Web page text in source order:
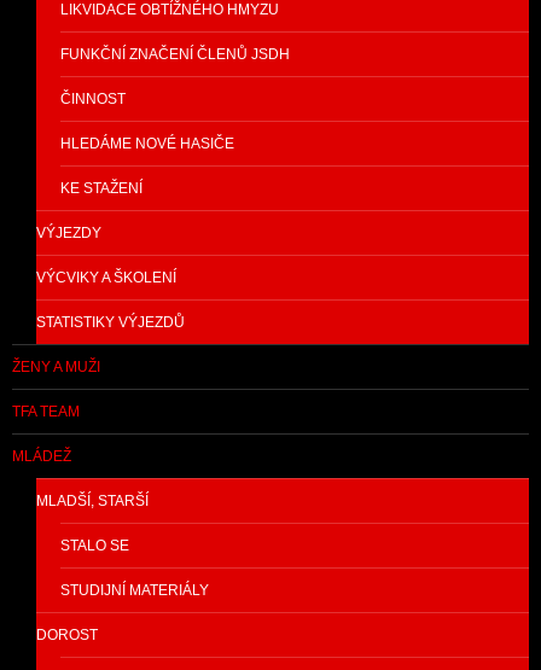
LIKVIDACE OBTÍŽNÉHO HMYZU
FUNKČNÍ ZNAČENÍ ČLENŮ JSDH
ČINNOST
HLEDÁME NOVÉ HASIČE
KE STAŽENÍ
VÝJEZDY
VÝCVIKY A ŠKOLENÍ
STATISTIKY VÝJEZDŮ
ŽENY A MUŽI
TFA TEAM
MLÁDEŽ
MLADŠÍ, STARŠÍ
STALO SE
STUDIJNÍ MATERIÁLY
DOROST